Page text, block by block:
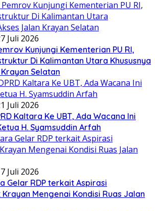
Juli 2026
Kunjungi Kementerian PU RI,
Di Kalimantan Utara Khususnya
Selatan
Juli 2026
Kaltara Ke UBT, Ada Wacana Ini
H. Syamsuddin Arfah
Juli 2026
Gelar RDP terkait Aspirasi
Mengenai Kondisi Ruas Jalan